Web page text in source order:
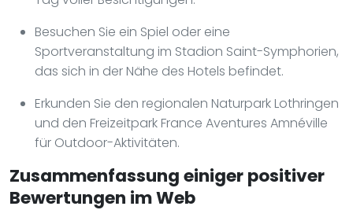
Besuchen Sie ein Spiel oder eine
Sportveranstaltung im Stadion Saint-Symphorien,
das sich in der Nähe des Hotels befindet.
Erkunden Sie den regionalen Naturpark Lothringen
und den Freizeitpark France Aventures Amnéville
für Outdoor-Aktivitäten.
Zusammenfassung einiger positiver
Bewertungen im Web